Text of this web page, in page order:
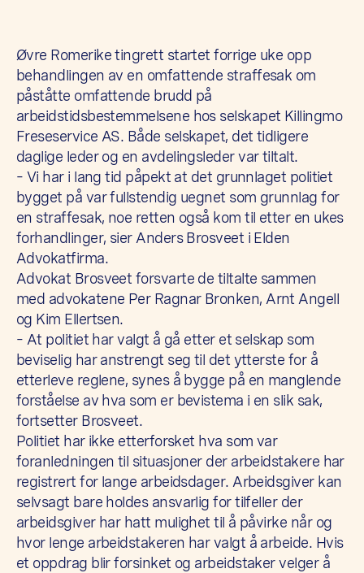
Øvre Romerike tingrett startet forrige uke opp
behandlingen av en omfattende straffesak om
påståtte omfattende brudd på
arbeidstidsbestemmelsene hos selskapet Killingmo
Freseservice AS. Både selskapet, det tidligere
daglige leder og en avdelingsleder var tiltalt.
– Vi har i lang tid påpekt at det grunnlaget politiet
bygget på var fullstendig uegnet som grunnlag for
en straffesak, noe retten også kom til etter en ukes
forhandlinger, sier Anders Brosveet i Elden
Advokatfirma.
Advokat Brosveet forsvarte de tiltalte sammen
med advokatene Per Ragnar Bronken, Arnt Angell
og Kim Ellertsen.
– At politiet har valgt å gå etter et selskap som
beviselig har anstrengt seg til det ytterste for å
etterleve reglene, synes å bygge på en manglende
forståelse av hva som er bevistema i en slik sak,
fortsetter Brosveet.
Politiet har ikke etterforsket hva som var
foranledningen til situasjoner der arbeidstakere har
registrert for lange arbeidsdager. Arbeidsgiver kan
selvsagt bare holdes ansvarlig for tilfeller der
arbeidsgiver har hatt mulighet til å påvirke når og
hvor lenge arbeidstakeren har valgt å arbeide. Hvis
et oppdrag blir forsinket og arbeidstaker velger å